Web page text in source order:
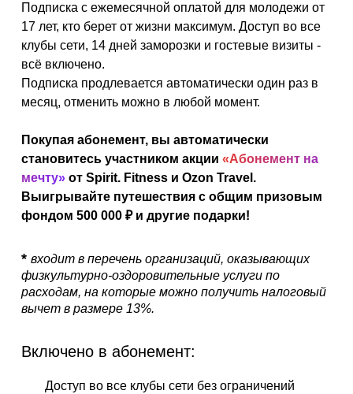
КЛУБЫ
ТРЕНИРОВКИ
ЧЛЕНАМ КЛУБА
АКЦИИ
НОВОСТИ
Подписка с ежемесячной оплатой для молодежи от
17 лет, кто берет от жизни максимум. Доступ во все
клубы сети, 14 дней заморозки и гостевые визиты -
всё включено.
Подписка продлевается автоматически один раз в
месяц, отменить можно в любой момент.
Покупая абонемент, вы автоматически
становитесь участником акции «Абонемент на
мечту» от Spirit. Fitness и Ozon Travel.
Выигрывайте путешествия с общим призовым
фондом 500 000 ₽ и другие подарки!
* входит в перечень организаций, оказывающих
физкультурно-оздоровительные услуги по
расходам, на которые можно получить налоговый
вычет в размере 13%.
Включено в абонемент:
Доступ во все клубы сети без ограничений